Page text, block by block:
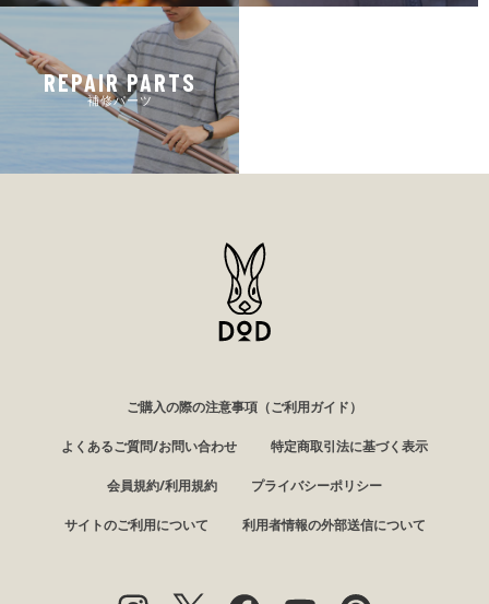
REPAIR PARTS
補修パーツ
ご購入の際の注意事項（ご利用ガイド）
よくあるご質問/お問い合わせ 特定商取引法に基づく表示
会員規約/利用規約 プライバシーポリシー
サイトのご利用について 利用者情報の外部送信について